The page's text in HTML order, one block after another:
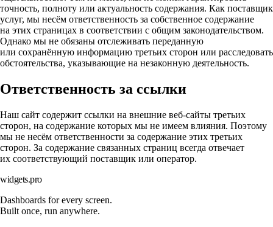
точность, полноту или актуальность содержания. Как поставщик
услуг, мы несём ответственность за собственное содержание
на этих страницах в соответствии с общим законодательством.
Однако мы не обязаны отслеживать переданную
или сохранённую информацию третьих сторон или расследовать
обстоятельства, указывающие на незаконную деятельность.
Ответственность за ссылки
Наш сайт содержит ссылки на внешние веб-сайты третьих
сторон, на содержание которых мы не имеем влияния. Поэтому
мы не несём ответственности за содержание этих третьих
сторон. За содержание связанных страниц всегда отвечает
их соответствующий поставщик или оператор.
widgets.pro
Dashboards for every screen.
Built once, run anywhere.